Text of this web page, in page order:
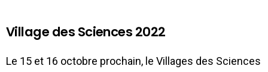
Village des Sciences 2022
Le 15 et 16 octobre prochain, le Villages des Sciences